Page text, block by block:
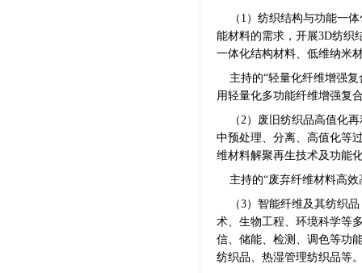
（1） 纺织结构与功能一
能材料的需求，开展3D纺织
一体化结构材料、低维纳米
主持的“轻量化纤维增强
用轻量化多功能纤维增强复
（2）废旧纺织品高值化
中预处理、分离、高值化等
维材料解聚再生技术及功能
主持的“废弃纤维材料高
（3） 智能纤维及其纺织
术、生物工程、环境科学等
信、储能、检测、调色等功
纺织品、热湿管理纺织品等